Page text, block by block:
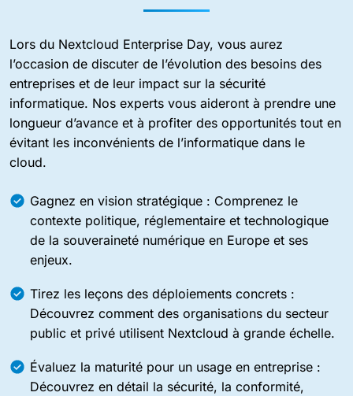
Lors du Nextcloud Enterprise Day, vous aurez
l’occasion de discuter de l’évolution des besoins des
entreprises et de leur impact sur la sécurité
informatique. Nos experts vous aideront à prendre une
longueur d’avance et à profiter des opportunités tout en
évitant les inconvénients de l’informatique dans le
cloud.
Gagnez en vision stratégique : Comprenez le
contexte politique, réglementaire et technologique
de la souveraineté numérique en Europe et ses
enjeux.
Tirez les leçons des déploiements concrets :
Découvrez comment des organisations du secteur
public et privé utilisent Nextcloud à grande échelle.
Évaluez la maturité pour un usage en entreprise :
Découvrez en détail la sécurité, la conformité,